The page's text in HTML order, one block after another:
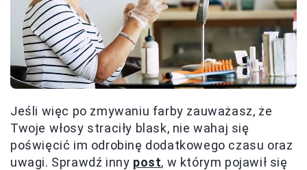
Jeśli więc po zmywaniu farby zauważasz, że
Twoje włosy straciły blask, nie wahaj się
poświęcić im odrobinę dodatkowego czasu oraz
uwagi. Sprawdź inny post, w którym pojawił się